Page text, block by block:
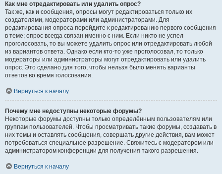
Как мне отредактировать или удалить опрос?
Так же, как и сообщения, опросы могут редактироваться только их
создателями, модераторами или администраторами. Для
редактирования опроса перейдите к редактированию первого сообщения
в теме; опрос всегда связан именно с ним. Если никто не успел
проголосовать, то вы можете удалить опрос или отредактировать любой
из вариантов ответа. Однако если кто-то уже проголосовал, то только
модераторы или администраторы могут отредактировать или удалить
опрос. Это сделано для того, чтобы нельзя было менять варианты
ответов во время голосования.
Вернуться к началу
Почему мне недоступны некоторые форумы?
Некоторые форумы доступны только определённым пользователям или
группам пользователей. Чтобы просматривать такие форумы, создавать в
них темы и оставлять сообщения, совершать другие действия, вам может
потребоваться специальное разрешение. Свяжитесь с модератором или
администратором конференции для получения такого разрешения.
Вернуться к началу